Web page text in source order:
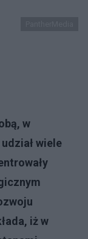
w
wiele
iż w